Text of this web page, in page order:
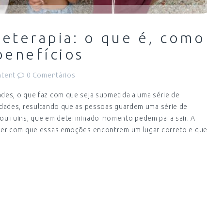
o que é, como
0 Comentários
o que faz com que seja submetida a uma série de
resultando que as pessoas guardem uma série de
ruins, que em determinado momento pedem para sair. A
com que essas emoções encontrem um lugar correto e que